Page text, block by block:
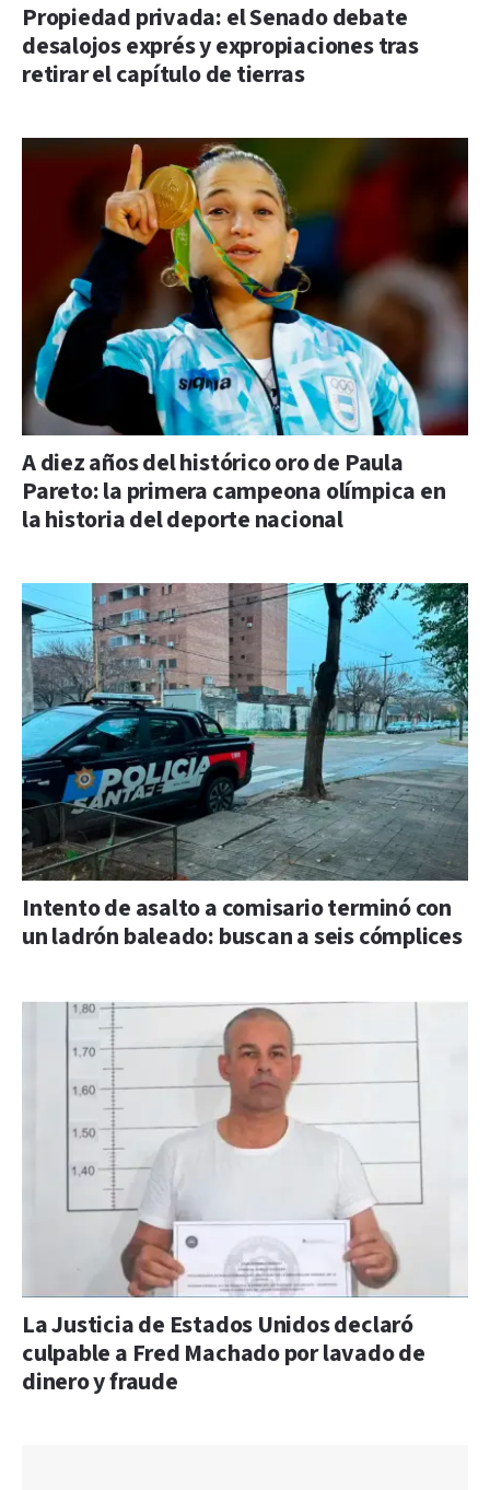
Propiedad privada: el Senado debate
desalojos exprés y expropiaciones tras
retirar el capítulo de tierras
A diez años del histórico oro de Paula
Pareto: la primera campeona olímpica en
la historia del deporte nacional
Intento de asalto a comisario terminó con
un ladrón baleado: buscan a seis cómplices
La Justicia de Estados Unidos declaró
culpable a Fred Machado por lavado de
dinero y fraude